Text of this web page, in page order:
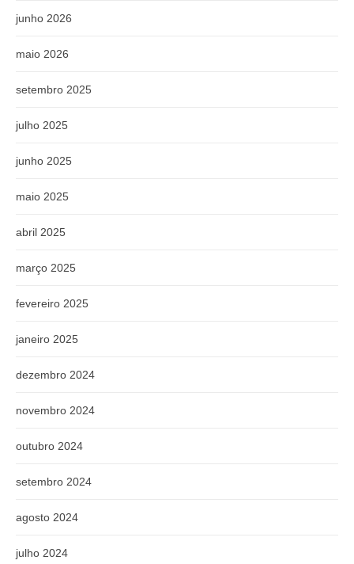
junho 2026
maio 2026
setembro 2025
julho 2025
junho 2025
maio 2025
abril 2025
março 2025
fevereiro 2025
janeiro 2025
dezembro 2024
novembro 2024
outubro 2024
setembro 2024
agosto 2024
julho 2024